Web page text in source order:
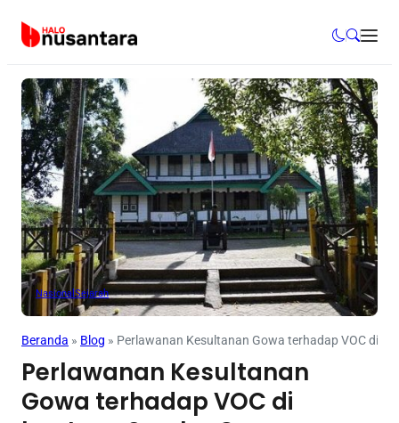
NasionalSejarah
Beranda » Blog » Perlawanan Kesultanan Gowa terhadap VOC di
Perlawanan Kesultanan
Gowa terhadap VOC di